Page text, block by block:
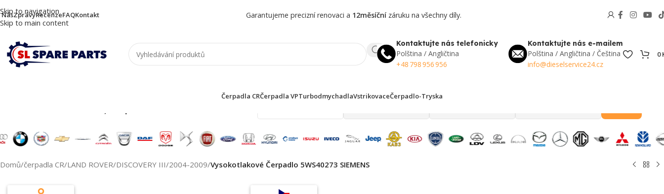
Skip to navigation
Skip to main content
NásZprávyRecenzeFAQKontakt Garantujeme precizní renovaci a 12měsíčnízáruku na všechny díly.
Kontaktujte nás telefonicky
Polština / Angličtina
+48 798 956 956
Kontaktujte nás e-mailem
Polština / Angličtina / Čeština
info@dieselservice24.cz
0
Čerpadla CRČerpadla VPTurbodmychadlaVstrikovaceČerpadlo-Tryska
Domů/čerpadla CR/LAND ROVER/DISCOVERY III/2004-2009/Vysokotlakové Čerpadlo 5WS40273 SIEMENS